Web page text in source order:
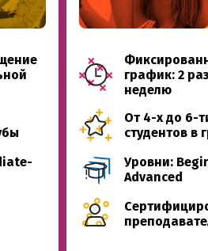
график: 2
неделю
От 4-х до 6-
студентов в
Уровни:
Advanced